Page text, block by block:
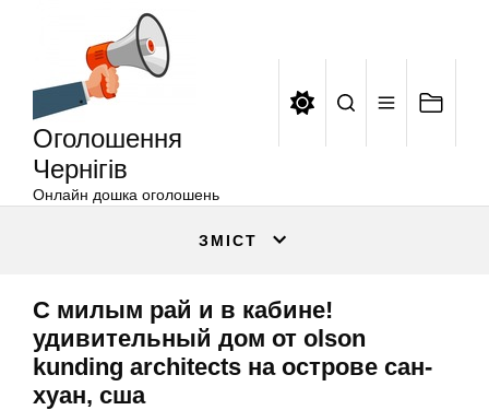
Оголошення
Чернігів
Онлайн дошка оголошень
ЗМІСТ
С милым рай и в кабине!
удивительный дом от olson
kunding architects на острове сан-
хуан, сша